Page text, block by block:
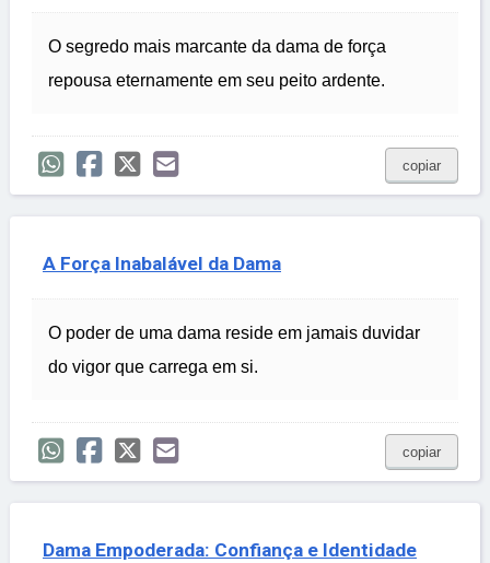
O segredo mais marcante da dama de força
repousa eternamente em seu peito ardente.
copiar
A Força Inabalável da Dama
O poder de uma dama reside em jamais duvidar
do vigor que carrega em si.
copiar
Dama Empoderada: Confiança e Identidade